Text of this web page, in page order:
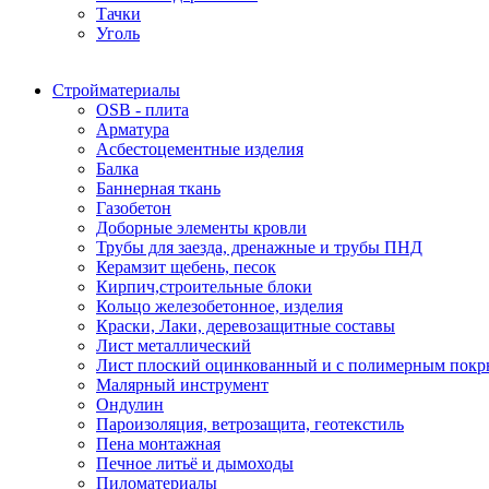
Тачки
Уголь
Стройматериалы
OSB - плита
Арматура
Асбестоцементные изделия
Балка
Баннерная ткань
Газобетон
Доборные элементы кровли
Трубы для заезда, дренажные и трубы ПНД
Керамзит щебень, песок
Кирпич,строительные блоки
Кольцо железобетонное, изделия
Краски, Лаки, деревозащитные составы
Лист металлический
Лист плоский оцинкованный и с полимерным
Малярный инструмент
Ондулин
Пароизоляция, ветрозащита, геотекстиль
Пена монтажная
Печное литьё и дымоходы
Пиломатериалы